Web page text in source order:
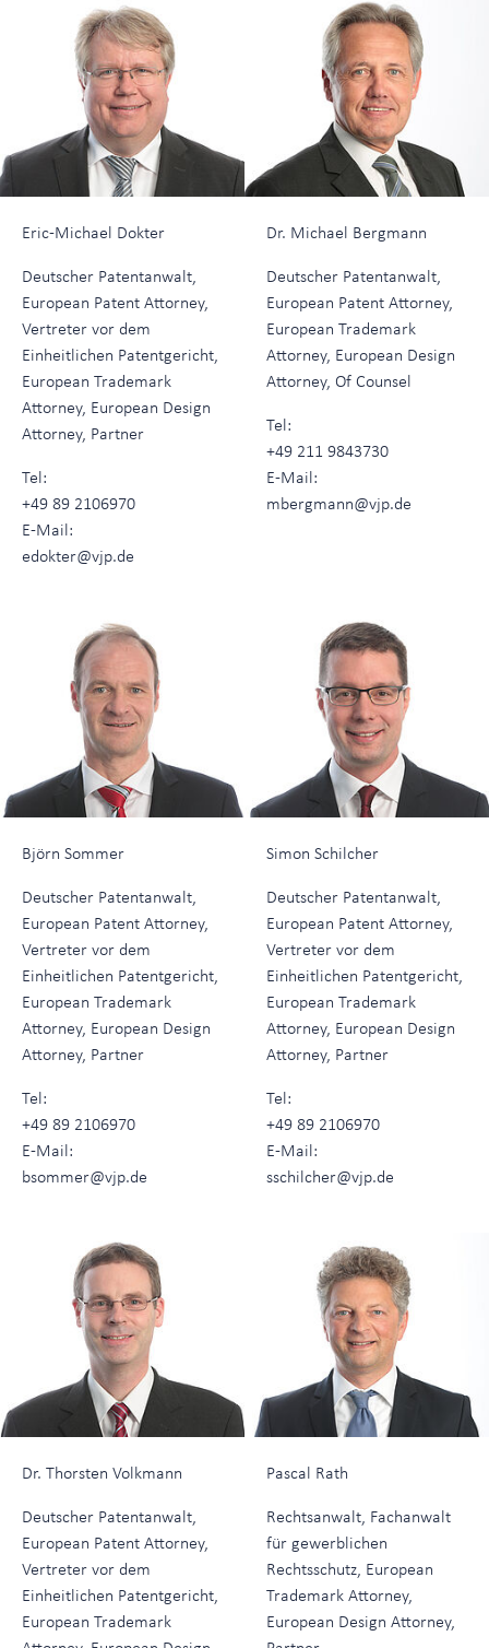
Eric-Michael Dokter
Deutscher Patentanwalt,
European Patent Attorney,
Vertreter vor dem
Einheitlichen Patentgericht,
European Trademark
Attorney, European Design
Attorney, Partner
Tel:
+49 89 2106970
E-Mail:
edokter@vjp.de
Dr. Michael Bergmann
Deutscher Patentanwalt,
European Patent Attorney,
European Trademark
Attorney, European Design
Attorney, Of Counsel
Tel:
+49 211 9843730
E-Mail:
mbergmann@vjp.de
Björn Sommer
Deutscher Patentanwalt,
European Patent Attorney,
Vertreter vor dem
Einheitlichen Patentgericht,
European Trademark
Attorney, European Design
Attorney, Partner
Tel:
+49 89 2106970
E-Mail:
bsommer@vjp.de
Simon Schilcher
Deutscher Patentanwalt,
European Patent Attorney,
Vertreter vor dem
Einheitlichen Patentgericht,
European Trademark
Attorney, European Design
Attorney, Partner
Tel:
+49 89 2106970
E-Mail:
sschilcher@vjp.de
Dr. Thorsten Volkmann
Deutscher Patentanwalt,
European Patent Attorney,
Vertreter vor dem
Einheitlichen Patentgericht,
European Trademark
Pascal Rath
Rechtsanwalt, Fachanwalt
für gewerblichen
Rechtsschutz, European
Trademark Attorney,
European Design Attorney,